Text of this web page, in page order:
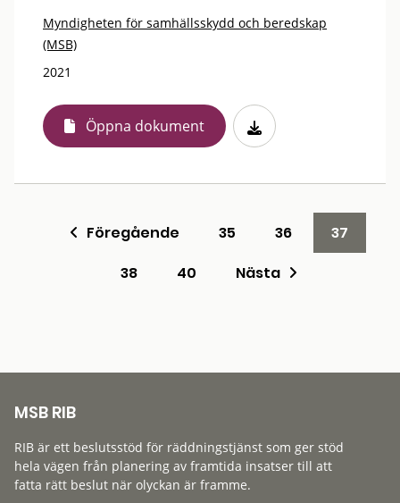
Myndigheten för samhällsskydd och beredskap
(MSB)
2021
Öppna dokument
Föregående 35 36
37
38
40 Nästa
MSB RIB
RIB är ett beslutsstöd för räddningstjänst som ger stöd
hela vägen från planering av framtida insatser till att
fatta rätt beslut när olyckan är framme.